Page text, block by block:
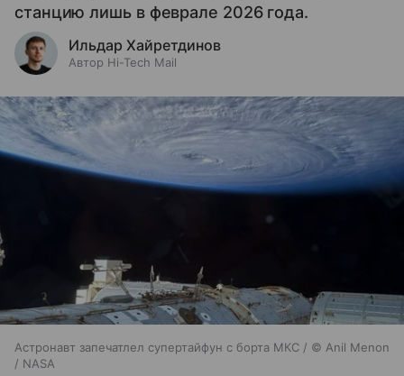
станцию лишь в феврале 2026 года.
Ильдар Хайретдинов
Автор Hi-Tech Mail
Астронавт запечатлел супертайфун с борта МКС / © Anil Menon
/ NASA